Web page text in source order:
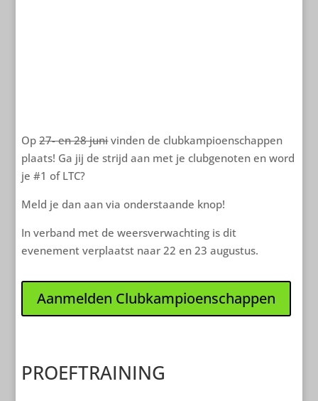
Op27- en 28 junivinden de clubkampioenschappen
plaats! Ga jij de strijd aan met je clubgenoten en word
je #1 of LTC?
Meld je dan aan via onderstaande knop!
In verband met de weersverwachting is dit
evenement verplaatst naar 22 en 23 augustus.
Aanmelden Clubkampioenschappen
PROEFTRAINING